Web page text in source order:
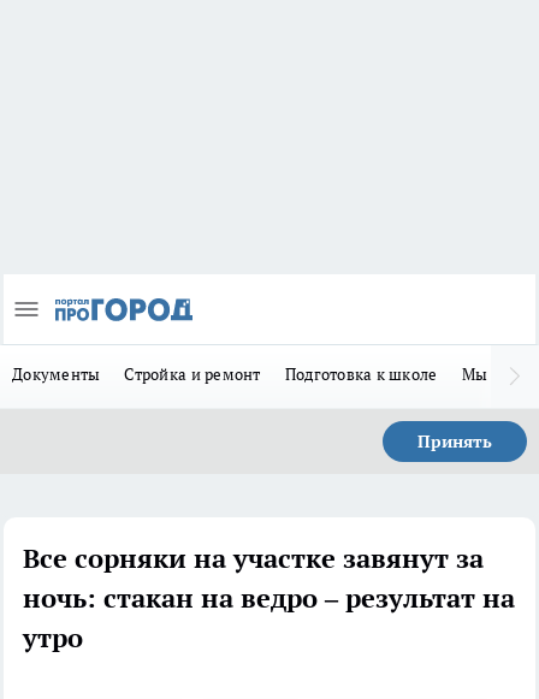
Документы Стройка и ремонт Подготовка к школе Мы в MAX
Принять
Все сорняки на участке завянут за
ночь: стакан на ведро – результат на
утро